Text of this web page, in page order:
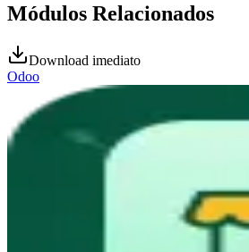
Módulos Relacionados
Download imediato
Odoo